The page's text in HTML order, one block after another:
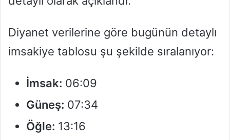
Diyanet verilerine göre bugünün detaylı
imsakiye tablosu şu şekilde sıralanıyor:
İmsak: 06:09
Güneş: 07:34
Öğle: 13:16